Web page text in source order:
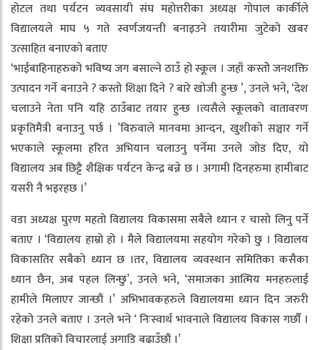
होटल तथा पर्यटन व्यवसायी संघ महोत्तरीका अध्यक्ष गोपाल कार्कीले
विद्यालयले माघ ५ गते स्वर्णजयन्ती बनाइउने तयारीमा जुटेको खबर
उत्साहित बनाएको बताए
‘भाईबाहिनाहरुको भविष्य जग बसाल्ने ठाउँ हो स्कूल । जहाँ कस्तोे जनशक्ति
उत्पादन गर्ने बनाउने ? कस्तो शिक्षा दिने ? बारे खोजी हुन्छ ’, उनले भने, ‘देश
चलाउने नेता पनि यहि ठाउँबाट तयार हुन्छ ।त्यसैले स्कूलको वातावरण
प्रकृतिमैत्री बनाउनु पर्छ । ’विरुवाले मानवमा आन्दन, खुशीको सञ्चार गर्ने
भएकाले स्कूलमा हरित अभियान चलाउनु पर्नेमा उनले जोड दिए, यो
विद्यालय अब छिट्टै शैक्षिक पर्यटन केन्द्र बन्ने छ । अगामी दिनहरुमा हामीबाट
यसरी नै भइरहछ ।’
वडा अध्यक्ष घुरण महतो विद्यालय विकासमा सबैले ध्यान र चासो लिनु पर्ने
बताए । ‘विद्यालय हाम्रो हो । मैले विद्यालयमा सहयोग गरेको छु । विद्यालय
विकासतिर सबैको ध्यान छ ।तर, विद्यालय व्यवस्थान समितिका कसैका
ध्यान छैन, अब पहल लिन्छु’, उनले भने, ‘समाजका आत्मिय मनहरुलाई
हामीले मिलाएर जान्छौं ।’ अभिभावकहरुले विद्यालयमा ध्यान दिन जरुरी
रहेको उनले बताए । उनले भने ‘ निःस्वार्थ भावनाले विद्यालय विकास गर्छौं ।
शिक्षा प्रतिको विचारलाई अगाडि बढाउँछौं ।’